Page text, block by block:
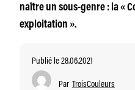
naître un sous-genre : la «
exploitation ».
Publié le 28.06.2021
Par TroisCouleurs